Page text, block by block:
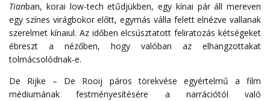
Tianban, korai low-tech etűdjükben, egy kínai pár áll mereven
egy színes virágbokor előtt, egymás válla felett elnézve vallanak
szerelmet kínaiul. Az időben elcsúsztatott feliratozás kétségeket
ébreszt a nézőben, hogy valóban az elhangzottakat
tolmácsolódnak-e.
De Rijke – De Rooij páros törekvése egyértelmű a film
médiumának festményesítésére a narrációtól való